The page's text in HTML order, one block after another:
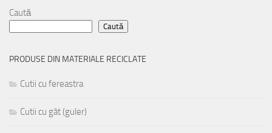
Caută
Caută
PRODUSE DIN MATERIALE RECICLATE
Cutii cu fereastra
Cutii cu gât (guler)